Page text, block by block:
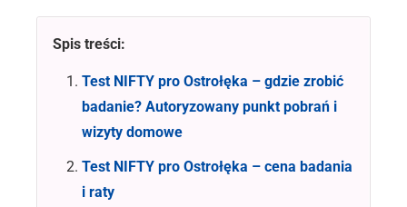
Spis treści:
Test NIFTY pro Ostrołęka – gdzie zrobić
badanie? Autoryzowany punkt pobrań i
wizyty domowe
Test NIFTY pro Ostrołęka – cena badania
i raty